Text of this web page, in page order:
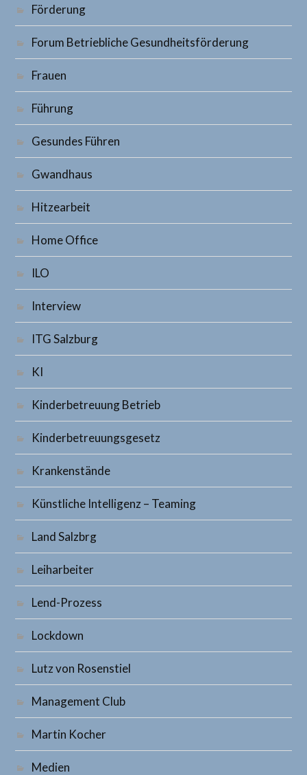
Förderung
Forum Betriebliche Gesundheitsförderung
Frauen
Führung
Gesundes Führen
Gwandhaus
Hitzearbeit
Home Office
ILO
Interview
ITG Salzburg
KI
Kinderbetreuung Betrieb
Kinderbetreuungsgesetz
Krankenstände
Künstliche Intelligenz – Teaming
Land Salzbrg
Leiharbeiter
Lend-Prozess
Lockdown
Lutz von Rosenstiel
Management Club
Martin Kocher
Medien